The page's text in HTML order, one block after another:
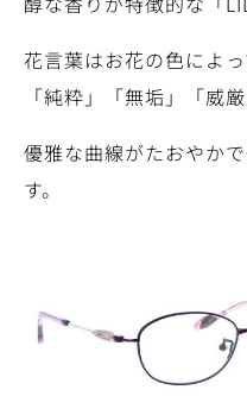
花言葉はお花の色によ
「純粋」「無垢」「威
優雅な曲線がたおやか
す。